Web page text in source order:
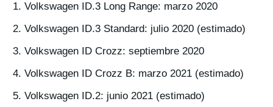
Volkswagen ID.3 Long Range: marzo 2020
Volkswagen ID.3 Standard: julio 2020 (estimado)
Volkswagen ID Crozz: septiembre 2020
Volkswagen ID Crozz B: marzo 2021 (estimado)
Volkswagen ID.2: junio 2021 (estimado)